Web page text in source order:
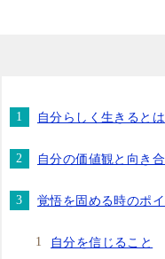
自分らしく生きるとは
自分の価値観と向き合
覚悟を固める時のポイ
自分を信じること